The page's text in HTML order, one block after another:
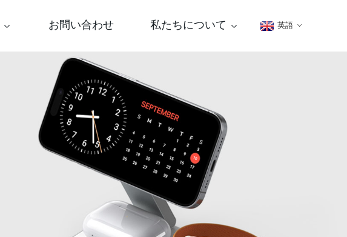
お問い合わせ 私たちについて 英語